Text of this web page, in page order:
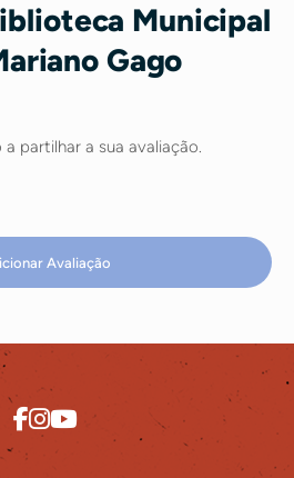
Municipal
Gago
partilhar a sua avaliação.
Avaliação